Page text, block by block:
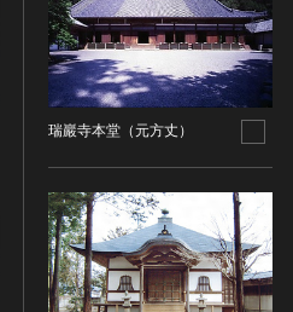
瑞巖寺本堂（元方丈）